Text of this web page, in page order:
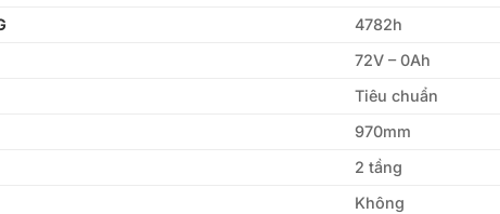
4782h
72V – 0Ah
Tiêu chuẩn
970mm
2 tầng
Không